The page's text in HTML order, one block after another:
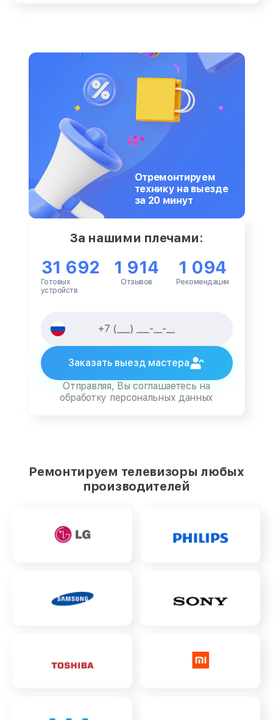
Отремонтируем
технику на выезде
за 20 минут
За нашими плечами:
31 692
Готовых
устройств
1 914
Отзывов
1 094
Рекомендации
Заказать выезд мастера
Отправляя, Вы соглашаетесь на
обработку персональных данных
Ремонтируем телевизоры любых
производителей